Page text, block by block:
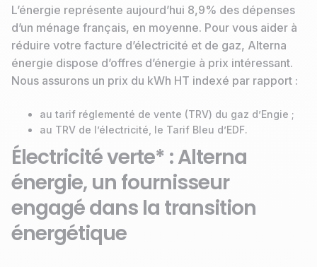
L’énergie représente aujourd’hui 8,9% des dépenses
d’un ménage français, en moyenne. Pour vous aider à
réduire votre facture d’électricité et de gaz, Alterna
énergie dispose d’offres d’énergie à prix intéressant.
Nous assurons un prix du kWh HT indexé par rapport :
au tarif réglementé de vente (TRV) du gaz d’Engie ;
au TRV de l’électricité, le Tarif Bleu d’EDF.
Électricité verte* : Alterna
énergie, un fournisseur
engagé dans la transition
énergétique